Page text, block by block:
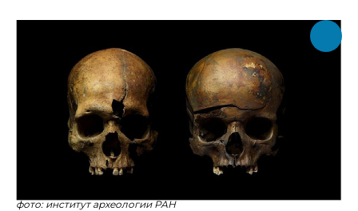
фото: институт археологии РАН